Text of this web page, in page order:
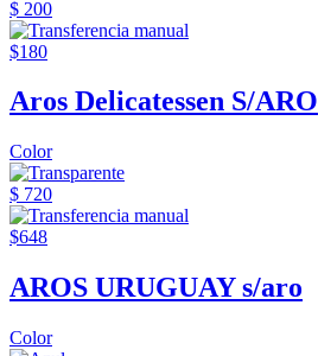
$ 200
$180
Aros Delicatessen S/ARO
Color
$ 720
$648
AROS URUGUAY s/aro
Color